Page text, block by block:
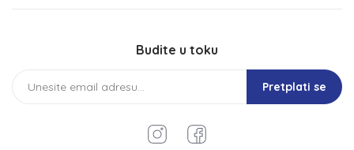
Budite u toku
Pretplati se